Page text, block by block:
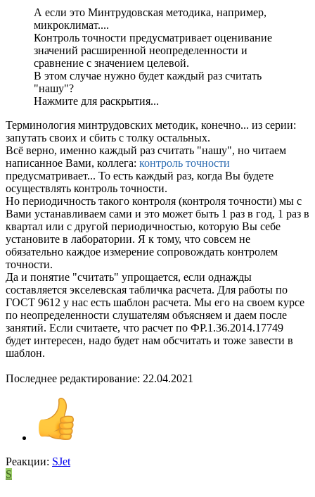
А если это Минтрудовская методика, например,
микроклимат....
Контроль точности предусматривает оценивание
значений расширенной неопределенности и
сравнение с значением целевой.
В этом случае нужно будет каждый раз считать
"нашу"?
Нажмите для раскрытия...
Терминология минтрудовских методик, конечно... из серии:
запутать своих и сбить с толку остальных.
Всё верно, именно каждый раз считать "нашу", но читаем
написанное Вами, коллега: контроль точности
предусматривает... То есть каждый раз, когда Вы будете
осуществлять контроль точности.
Но периодичность такого контроля (контроля точности) мы с
Вами устанавливаем сами и это может быть 1 раз в год, 1 раз в
квартал или с другой периодичностью, которую Вы себе
установите в лаборатории. Я к тому, что совсем не
обязательно каждое измерение сопровождать контролем
точности.
Да и понятие "считать" упрощается, если однажды
составляется экселевская табличка расчета. Для работы по
ГОСТ 9612 у нас есть шаблон расчета. Мы его на своем курсе
по неопределенности слушателям объясняем и даем после
занятий. Если считаете, что расчет по ФР.1.36.2014.17749
будет интересен, надо будет нам обсчитать и тоже завести в
шаблон.
Последнее редактирование: 22.04.2021
Реакции: SJet
S